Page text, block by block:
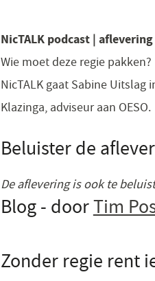
NicTALK podcast | aflevering
Wie moet deze regie
NicTALK gaat Sabine
Klazinga, adviseur aan OESO.
Beluister de
De aflevering is ook te
Blog - doorTim
Zonder regie rent